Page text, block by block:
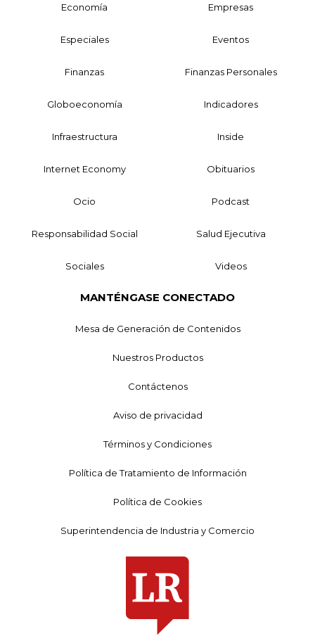
Economía Empresas
Especiales Eventos
Finanzas Finanzas Personales
Globoeconomía Indicadores
Infraestructura Inside
Internet Economy Obituarios
Ocio Podcast
Responsabilidad Social Salud Ejecutiva
Sociales Videos
MANTÉNGASE CONECTADO
Mesa de Generación de Contenidos
Nuestros Productos
Contáctenos
Aviso de privacidad
Términos y Condiciones
Política de Tratamiento de Información
Política de Cookies
Superintendencia de Industria y Comercio